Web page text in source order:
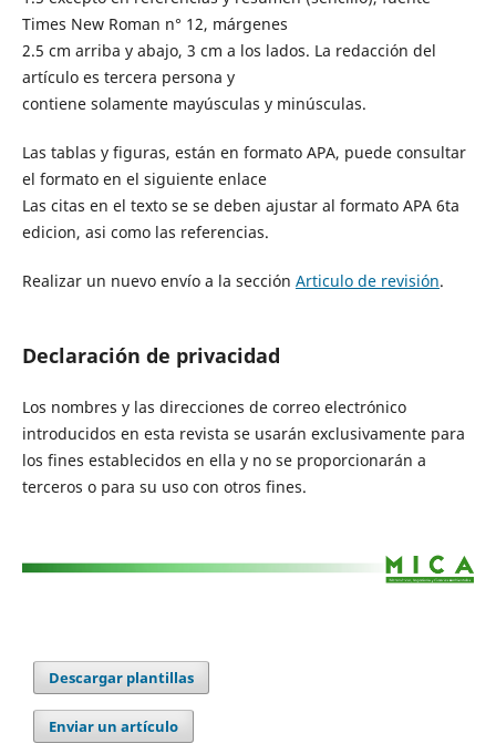
Times New Roman n° 12, márgenes
2.5 cm arriba y abajo, 3 cm a los lados. La redacción del
artículo es tercera persona y
contiene solamente mayúsculas y minúsculas.
Las tablas y figuras, están en formato APA, puede consultar
el formato en el siguiente enlace
Las citas en el texto se se deben ajustar al formato APA 6ta
edicion, asi como las referencias.
Realizar un nuevo envío a la sección Articulo de revisión.
Declaración de privacidad
Los nombres y las direcciones de correo electrónico
introducidos en esta revista se usarán exclusivamente para
los fines establecidos en ella y no se proporcionarán a
terceros o para su uso con otros fines.
Descargar plantillas
Enviar un artículo